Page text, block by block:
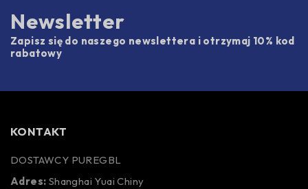
Newsletter
Zapisz się do naszego newslettera i otrzymaj 10% kod
rabatowy
KONTAKT
DOSTAWCY PUREGBL
Adres: Shanghai Yuai Chiny